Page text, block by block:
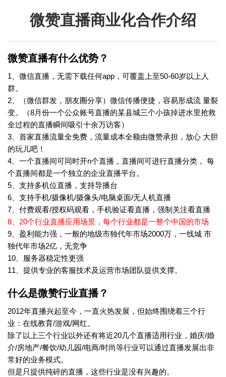
微赞直播商业化合作介绍
微赞直播有什么优势？
1、微信直播，无需下载任何app，可覆盖上至50-60岁以上人
群。
2、（微信群发，朋友圈分享）微信传播便捷，容易形成流 量裂
变。（8月份一个公众账号直播的某县城三个小孩掉进水里抢救
全过程的直播瞬间吸引十余万访客）
3、首家直播流量全免费，流量成本全额由微赞承担，放心 大胆
的玩儿吧！
4、一个直播间可同时开n个直播，直播间可进行直播分类， 每
个直播间都是一个独立的企业直播平台。
5、支持多机位直播，支持导播台
6、支持手机/摄像机/摄像头/电脑桌面/无人机直播
7、付费观看/授权码观看，手机验证看直播，强制关注看直播
8、20个行业直播应用场景，每个行业都是一整个中国的市场
9、盈利能力强，一般的地级市独代年市场2000万，一线城 市
独代年市场2亿，无竞争
10、服务器稳定性更强
11、提供专业的客服技术及运营市场团队提供支撑。
什么是微赞行业直播？
2012年直播兴起至今，一直火热发展，但始终围绕着三个行
业：在线教育/游戏/网红。
除了以上三个行业以外还有将近20几个直播适用行业，婚庆/婚
介/房地产/餐饮/幼儿园/电商/时尚等行业可以通过直播发展出非
常好的业务模式。
但是只提供纯碎的直播，这些行业是没有兴趣的。